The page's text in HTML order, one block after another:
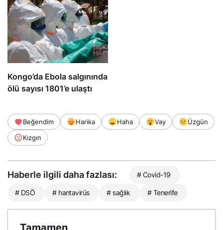
Kongo’da Ebola salgınında
ölü sayısı 1801’e ulaştı
Beğendim Harika Haha Vay
Üzgün
Kızgın
Haberle ilgili daha fazlası: # Covid-19
# DSÖ # hantavirüs # sağlık # Tenerife
Tamamen